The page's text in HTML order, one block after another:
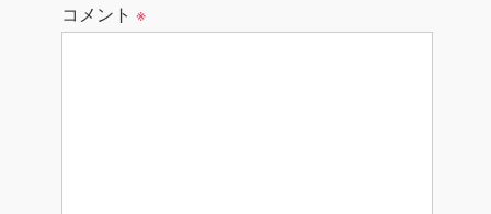
コメント ※